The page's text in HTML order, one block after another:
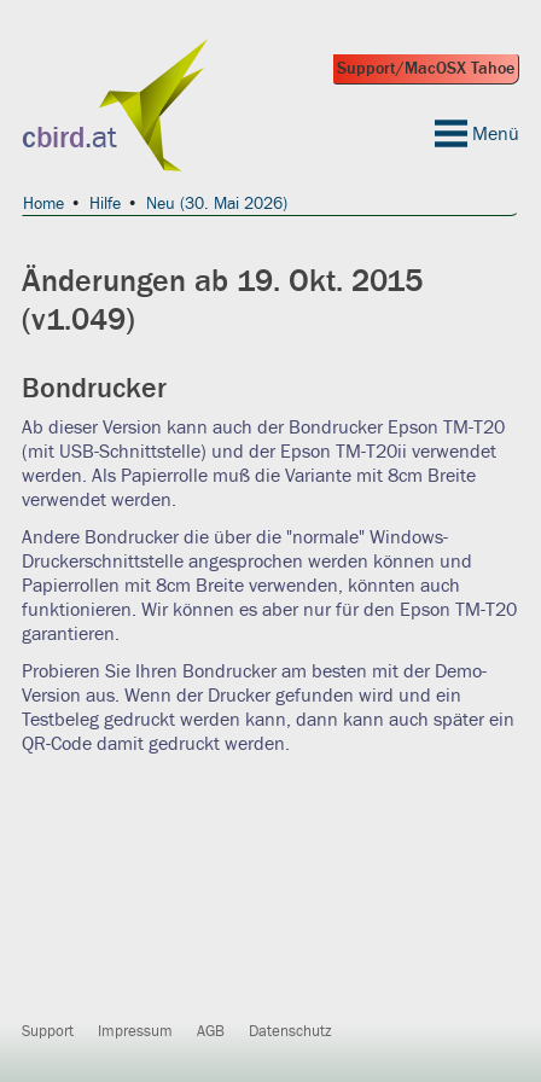
Support/MacOSX Tahoe
cbird.at Menü
Home Hilfe Neu (30. Mai 2026)
Änderungen ab 19. Okt. 2015
(v1.049)
Bondrucker
Ab dieser Version kann auch der Bondrucker Epson TM-T20
(mit USB-Schnittstelle) und der Epson TM-T20ii verwendet
werden. Als Papierrolle muß die Variante mit 8cm Breite
verwendet werden.
Andere Bondrucker die über die "normale" Windows-
Druckerschnittstelle angesprochen werden können und
Papierrollen mit 8cm Breite verwenden, könnten auch
funktionieren. Wir können es aber nur für den Epson TM-T20
garantieren.
Probieren Sie Ihren Bondrucker am besten mit der Demo-
Version aus. Wenn der Drucker gefunden wird und ein
Testbeleg gedruckt werden kann, dann kann auch später ein
QR-Code damit gedruckt werden.
Support Impressum AGB Datenschutz